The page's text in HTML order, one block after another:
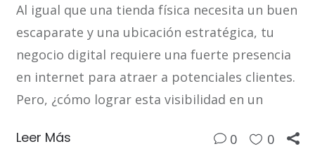
Al igual que una tienda física necesita un buen
escaparate y una ubicación estratégica, tu
negocio digital requiere una fuerte presencia
en internet para atraer a potenciales clientes.
Pero, ¿cómo lograr esta visibilidad en un
Leer Más 0 0